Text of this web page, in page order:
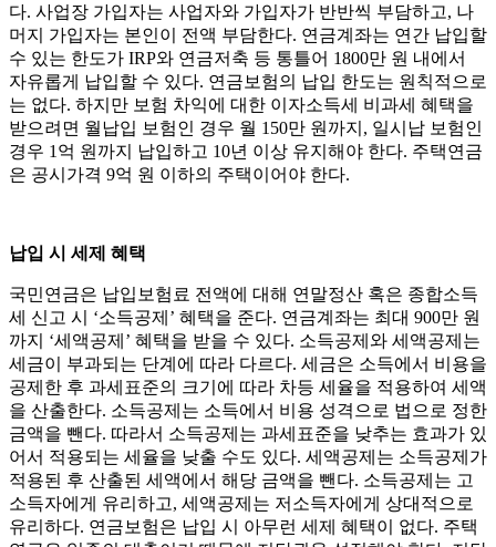
다. 사업장 가입자는 사업자와 가입자가 반반씩 부담하고, 나
머지 가입자는 본인이 전액 부담한다. 연금계좌는 연간 납입할
수 있는 한도가 IRP와 연금저축 등 통틀어 1800만 원 내에서
자유롭게 납입할 수 있다. 연금보험의 납입 한도는 원칙적으로
는 없다. 하지만 보험 차익에 대한 이자소득세 비과세 혜택을
받으려면 월납입 보험인 경우 월 150만 원까지, 일시납 보험인
경우 1억 원까지 납입하고 10년 이상 유지해야 한다. 주택연금
은 공시가격 9억 원 이하의 주택이어야 한다.
납입 시 세제 혜택
국민연금은 납입보험료 전액에 대해 연말정산 혹은 종합소득
세 신고 시 ‘소득공제’ 혜택을 준다. 연금계좌는 최대 900만 원
까지 ‘세액공제’ 혜택을 받을 수 있다. 소득공제와 세액공제는
세금이 부과되는 단계에 따라 다르다. 세금은 소득에서 비용을
공제한 후 과세표준의 크기에 따라 차등 세율을 적용하여 세액
을 산출한다. 소득공제는 소득에서 비용 성격으로 법으로 정한
금액을 뺀다. 따라서 소득공제는 과세표준을 낮추는 효과가 있
어서 적용되는 세율을 낮출 수도 있다. 세액공제는 소득공제가
적용된 후 산출된 세액에서 해당 금액을 뺀다. 소득공제는 고
소득자에게 유리하고, 세액공제는 저소득자에게 상대적으로
유리하다. 연금보험은 납입 시 아무런 세제 혜택이 없다. 주택